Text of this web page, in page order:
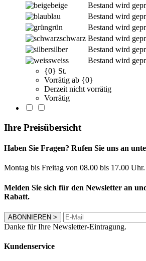
beige
Bestand wird
blau
Bestand wird
grün
Bestand wird
schwarz Bestand wird
silber
Bestand wird
weiss
Bestand wird
{0} St.
Vorrätig ab {0}
Derzeit nicht vorrätig
Vorrätig
Ihre Preisübersicht
Haben Sie Fragen? Rufen Sie uns an
Montag bis Freitag von 08.00 bis 17.00 Uhr.
Melden Sie sich für den Newsletter an
Rabatt.
ABONNIEREN >
Danke für Ihre Newsletter-Eintragung.
Kundenservice